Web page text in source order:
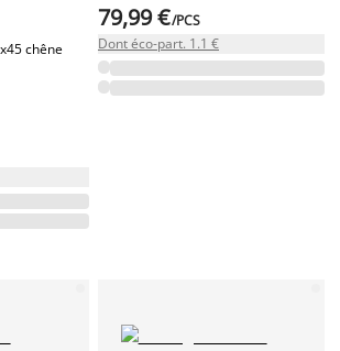
chêne
79,99 €/PCS
Dont éco-part. 1.1 €